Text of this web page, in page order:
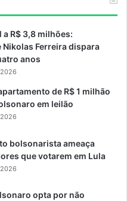
a R$ 3,8 milhões:
Ferreira dispara
anos
de R$ 1 milhão
em leilão
bolsonarista ameaça
que votarem em Lula
opta por não